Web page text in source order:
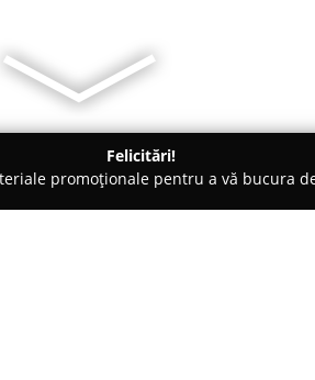
Felicitări!
promoționale pentru a vă bucura